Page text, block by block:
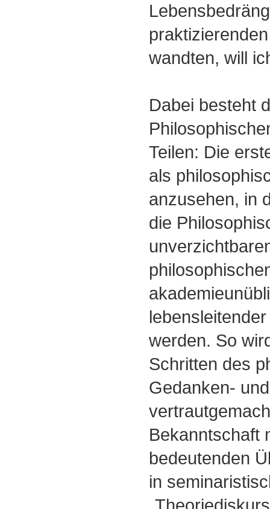
wandten, will
Dabei besteht
Teilen: Die
als
anzusehen, in
die
werden. So
Schritten des
Gedanken-
Bekanntschaft
bedeutenden
in